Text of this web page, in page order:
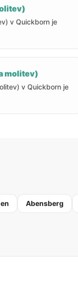
v Quickborn je
molitev)
v Quickborn je
Abensberg